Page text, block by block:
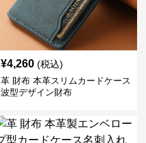
¥4,260 (税込)
革 財布 本革スリムカードケース
波型デザイン財布